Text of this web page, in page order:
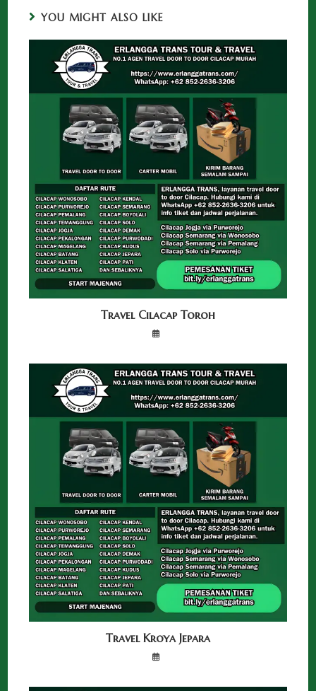
YOU MIGHT ALSO LIKE
Travel Cilacap Toroh
Travel Kroya Jepara